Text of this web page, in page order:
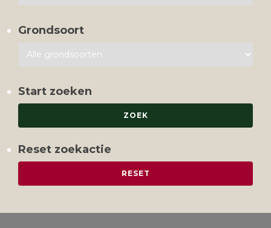
Grondsoort
Start zoeken
Reset zoekactie